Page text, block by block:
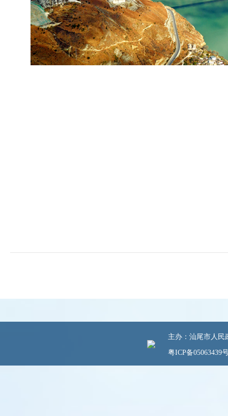
主办：汕尾市人民
粤ICP备05063439